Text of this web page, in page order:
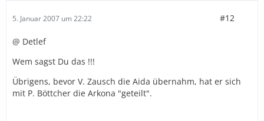
5. Januar 2007 um 22:22 #12
@ Detlef
Wem sagst Du das !!!
Übrigens, bevor V. Zausch die Aida übernahm, hat er sich
mit P. Böttcher die Arkona "geteilt".